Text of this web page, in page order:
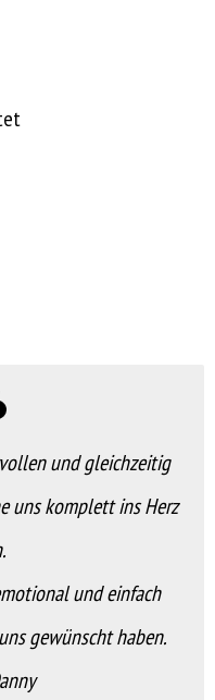
und gleichzeitig
uns komplett ins Herz
und einfach
gewünscht haben.